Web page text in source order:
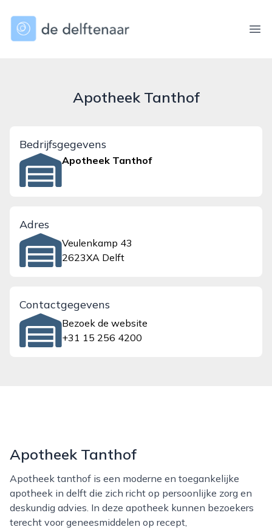
dedelftenaar.nl
Apotheek Tanthof
Bedrijfsgegevens
Apotheek Tanthof
Adres
Veulenkamp 43
2623XA Delft
Contactgegevens
Bezoek de website
+31 15 256 4200
Apotheek Tanthof
Apotheek tanthof is een moderne en toegankelijke
apotheek in delft die zich richt op persoonlijke zorg en
deskundig advies. In deze apotheek kunnen bezoekers
terecht voor geneesmiddelen op recept,